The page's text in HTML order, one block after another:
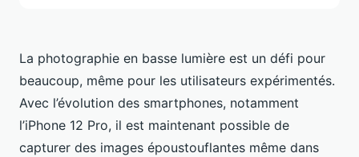
La photographie en basse lumière est un défi pour
beaucoup, même pour les utilisateurs expérimentés.
Avec l’évolution des smartphones, notamment
l’iPhone 12 Pro, il est maintenant possible de
capturer des images époustouflantes même dans